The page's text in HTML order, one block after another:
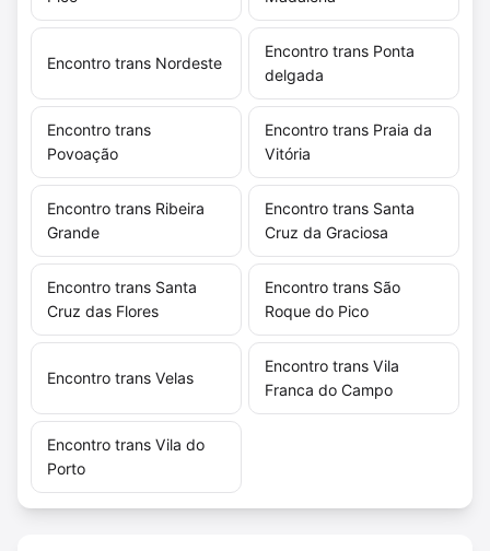
Encontro trans Nordeste
Encontro trans Ponta
delgada
Encontro trans
Povoação
Encontro trans Praia da
Vitória
Encontro trans Ribeira
Grande
Encontro trans Santa
Cruz da Graciosa
Encontro trans Santa
Cruz das Flores
Encontro trans São
Roque do Pico
Encontro trans Velas
Encontro trans Vila
Franca do Campo
Encontro trans Vila do
Porto